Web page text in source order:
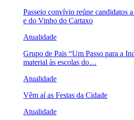
Passeio convívio reúne candidatos
e do Vinho do Cartaxo
Atualidade
Grupo de Pais “Um Passo para a
material às escolas do…
Atualidade
Vêm aí as Festas da Cidade
Atualidade